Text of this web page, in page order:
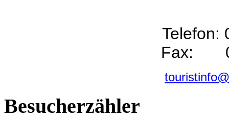
Telefon:
Fax:
Besucherzähler